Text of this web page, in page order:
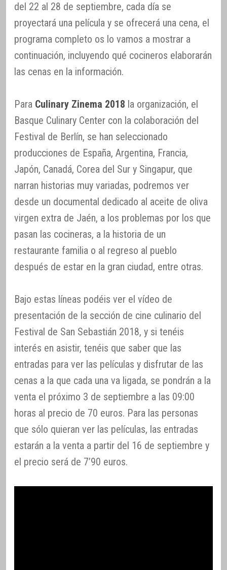
del 22 al 28 de septiembre, cada día se
proyectará una película y se ofrecerá una cena, el
programa completo os lo vamos a mostrar a
continuación, incluyendo qué cocineros elaborarán
las cenas en la información.
Para Culinary Zinema 2018 la organización, el
Basque Culinary Center con la colaboración del
Festival de Berlín, se han seleccionado
producciones de España, Argentina, Francia,
Japón, Canadá, Corea del Sur y Singapur, que
narran historias muy variadas, podremos ver
desde un documental dedicado al aceite de oliva
virgen extra de Jaén, a los problemas por los que
pasan las cocineras, a la historia de un
restaurante familia o al regreso al pueblo
después de estar en la gran ciudad, entre otras.
Bajo estas líneas podéis ver el vídeo de
presentación de la sección de cine culinario del
Festival de San Sebastián 2018, y si tenéis
interés en asistir, tenéis que saber que las
entradas para ver las películas y disfrutar de las
cenas a la que cada una va ligada, se pondrán a la
venta el próximo 3 de septiembre a las 09:00
horas al precio de 70 euros. Para las personas
que sólo quieran ver las películas, las entradas
estarán a la venta a partir del 16 de septiembre y
el precio será de 7’90 euros.